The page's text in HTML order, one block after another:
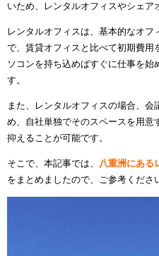
いため、レンタルオフィスやシェア
レンタルオフィスは、基本的なオ
で、賃貸オフィスと比べて初期費
ソコンを持ち込めばすぐに仕事を始
す。
また、レンタルオフィスの場合、
め、自社単独でそのスペースを用意
抑えることが可能です。
そこで、本記事では、 八重洲にある
をまとめましたので、ご参考くださ